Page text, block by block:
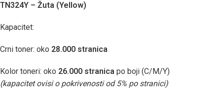
TN324Y – Žuta (Yellow)
Kapacitet:
Crni toner: oko 28.000 stranica
Kolor toneri: oko 26.000 stranica po boji (C/M/Y)
(kapacitet ovisi o pokrivenosti od 5% po stranici)